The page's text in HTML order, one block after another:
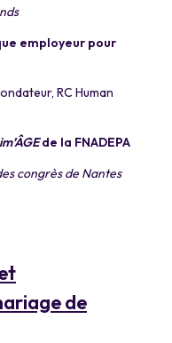
employeur pour
RC Human
de la FNADEPA
de Nantes
de